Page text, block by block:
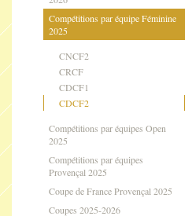
Compétitions par équipe Féminine
2025
CNCF2
CRCF
CDCF1
CDCF2
Compétitions par équipes Open
2025
Compétitions par équipes
Provençal 2025
Coupe de France Provençal 2025
Coupes 2025-2026